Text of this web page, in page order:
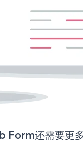
Form还需要更